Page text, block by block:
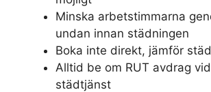
Minska arbetstimmarna
undan innan städningen
Boka inte direkt, jämför
Alltid be om RUT avdrag
städtjänst